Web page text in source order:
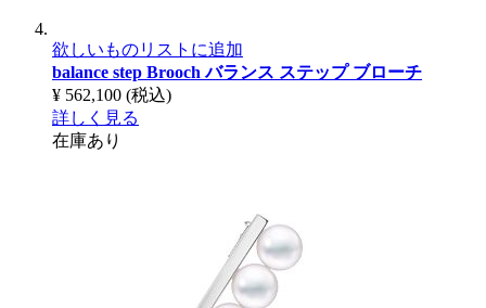
欲しいものリストに追加
balance step Broochバランス ステップ ブローチ
¥ 562,100 (税込)
詳しく見る
在庫あり